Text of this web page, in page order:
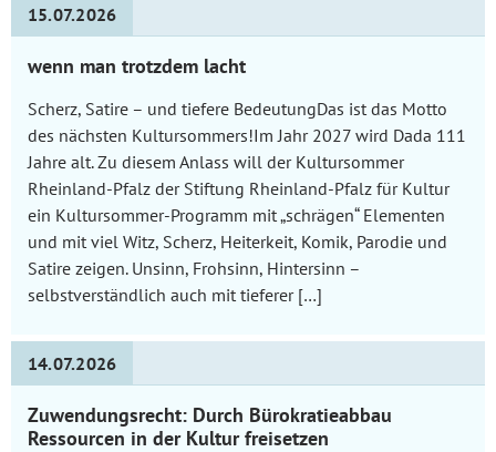
15.07.2026
wenn man trotzdem lacht
Scherz, Satire – und tiefere BedeutungDas ist das Motto
des nächsten Kultursommers!Im Jahr 2027 wird Dada 111
Jahre alt. Zu diesem Anlass will der Kultursommer
Rheinland-Pfalz der Stiftung Rheinland-Pfalz für Kultur
ein Kultursommer-Programm mit „schrägen“ Elementen
und mit viel Witz, Scherz, Heiterkeit, Komik, Parodie und
Satire zeigen. Unsinn, Frohsinn, Hintersinn –
selbstverständlich auch mit tieferer […]
14.07.2026
Zuwendungsrecht: Durch Bürokratieabbau
Ressourcen in der Kultur freisetzen